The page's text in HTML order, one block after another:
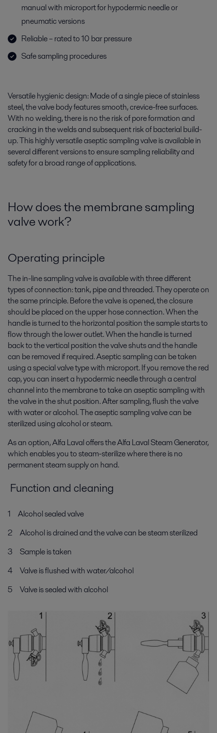
manual with microport for hypodermic needle or
pneumatic versions
Reliable – rated to 10 bar pressure
Safe sampling procedures
Versatile hygienic design: Made of a single piece of stainless
steel, the valve body features smooth, crevice-free surfaces.
With no welding, there is no the risk of pore formation and
cracking in the welds and subsequent risk of bacterial build-
up. This highly versatile aseptic sampling valve is available in
several different versions to ensure sampling reliability and
safety for a broad range of applications.
How does the membrane sampling
valve work?
Operating principle
The in-line sampling valve is available with three different
types of connection: tank, pipe and threaded. They operate on
the same principle. Before the valve is opened, the closure
should be placed on the upper hose connection. When the
handle is turned to the horizontal position the sample starts to
flow through the lower outlet. When the handle is turned
back to the vertical position the valve shuts and the handle
can be removed if required. Aseptic sampling can be taken
using a special valve type with microport. If you remove the red
cap, you can insert a hypodermic needle through a central
channel into the membrane to take an aseptic sampling with
the valve in the shut position. After sampling, flush the valve
with water or alcohol. The aseptic sampling valve can be
sterilized using alcohol or steam.
As an option, Alfa Laval offers the Alfa Laval Steam Generator,
which enables you to steam-sterilize where there is no
permanent steam supply on hand.
Function and cleaning
1 Alcohol sealed valve
2 Alcohol is drained and the valve can be steam sterilized
3 Sample is taken
4 Valve is flushed with water/alcohol
5 Valve is sealed with alcohol